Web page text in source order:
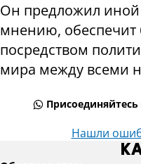
Он предложил иной
мнению, обеспечит
посредством
мира между всеми
Нашли